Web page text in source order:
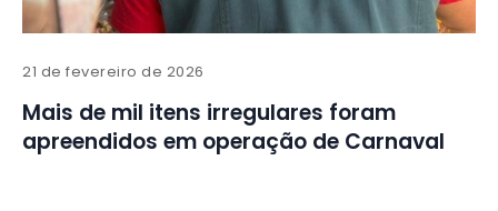
21 de fevereiro de 2026
Mais de mil itens irregulares foram
apreendidos em operação de Carnaval